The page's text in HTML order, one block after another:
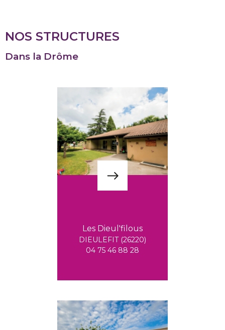
NOS STRUCTURES
Dans la Drôme
Les Dieul'filous
DIEULEFIT (26220)
04 75 46 88 28